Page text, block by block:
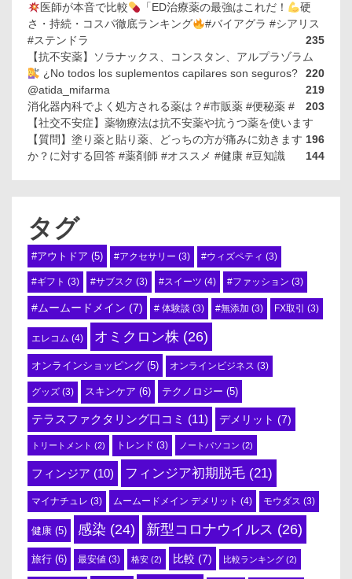
医師が本音で比較
「ED治療薬の最強はこれだ！
硬
さ・持続・コスパ徹底ランキング
#バイアグラ #シアリス
#ステンドラ
235
【抗不安薬】ソラナックス、コンスタン、アルプラゾラム
220
¿No todos los suplementos capilares son seguros?
@atida_mifarma
219
消化器内科でよく処方される薬は？#市販薬 #便秘薬 #
203
【社交不安症】薬物療法は抗不安薬や抗うつ薬を使います
196
【質問】塗り薬と貼り薬、どっちの方が痛みに効きます
か？に対する回答 #薬剤師 #オススメ #健康 #豆知識
144
タグ
#アウトドア (5) #アクセサリー (3) #ウィズペティ (3)
#ギフト (3) #サブスク (3) #スイーツ (4) #ファッション (3)
#ムームードメイン (7) # 体験談 (3) #無添加 (3) FX取引 (3)
エレコム (4) オミクロン株 (26)
オンラインショッピング (5) オンラインビジネス (3)
グッズ (3) スキンケア (6) テクノロジー (5)
テラスファクタリング口コミ (11) デメリット (7)
トリートメント (2) トレンド (3) ノートパソコン (2)
フィンジア (10) フィンジア初期脱毛 (21)
マイナチュレ (3) ムームードメイン デメリット (4) モウダス (3)
健康 (5) 感染 (24) 新型コロナウイルス (26)
旅行 (6) 最安値 (3) 格安 (2) 比較 (7) 比較ランキング (2)